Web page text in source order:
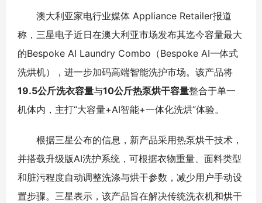
澳大利亚家电行业媒体 Appliance Retailer报道
称，三星电子近日在澳大利亚市场发布其迄今容量最大
的Bespoke AI Laundry Combo（Bespoke AI一体式
洗烘机），进一步加码高端智能洗护市场。该产品将
19.5公斤洗衣容量与10公斤热泵烘干容量整合于单一
机体内，主打“大容量+AI智能+一体化洗烘”体验。
根据三星公布的信息，新产品采用热泵烘干技术，
并搭载升级版AI洗护系统，可根据衣物重量、面料类型
和脏污程度自动调整洗涤与烘干参数，减少用户手动设
置步骤。三星表示，该产品旨在解决传统洗衣机和烘干